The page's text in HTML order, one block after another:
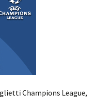
Champions League,